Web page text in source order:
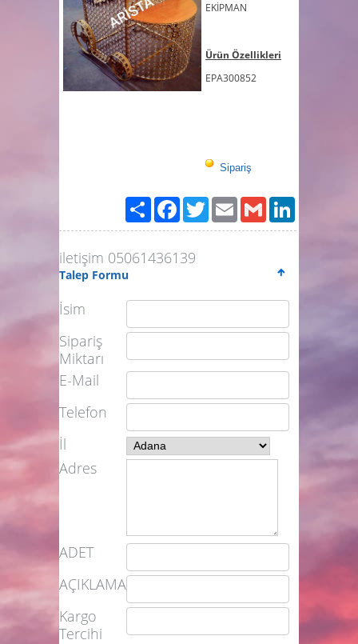
ORGANİZASYON EKİPMANLARI İMALATI
EKİPMAN
Ürün Özellikleri
EPA300852
Sipariş
PaylaşFacebook
TwitterEmailGmail
iletişim 05061436139
Talep Formu
İsim
Sipariş
Miktarı
E-Mail
Telefon
İl
Adres
ADET
AÇIKLAMA
Kargo
Tercihi